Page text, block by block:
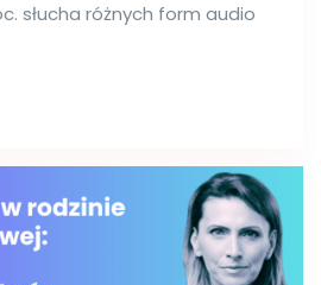
słucha różnych form audio